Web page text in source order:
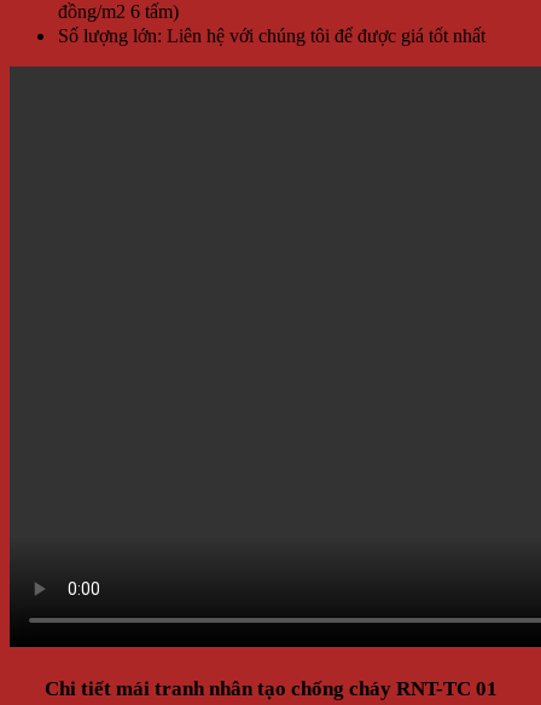
đồng/m2 6 tấm)
Số lượng lớn: Liên hệ với chúng tôi để được giá tốt nhất
Chi tiết mái tranh nhân tạo chống cháy RNT-TC 01